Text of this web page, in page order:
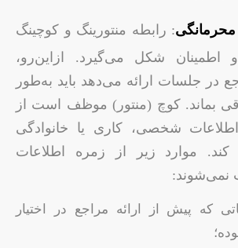
: رابطه منتورینگ و کوچینگ
و اطمینان شکل می‌گیرد. ازاین‌رو،
در جلسات ارائه می‌دهد باید به‌طور
بماند. کوچ (منتور) موظف است از
شخصی، کاری یا خانوادگی
کند. موارد زیر از زمره اطلاعات
نمی‌شوند:
که پیش از ارائه مراجع در اختیار